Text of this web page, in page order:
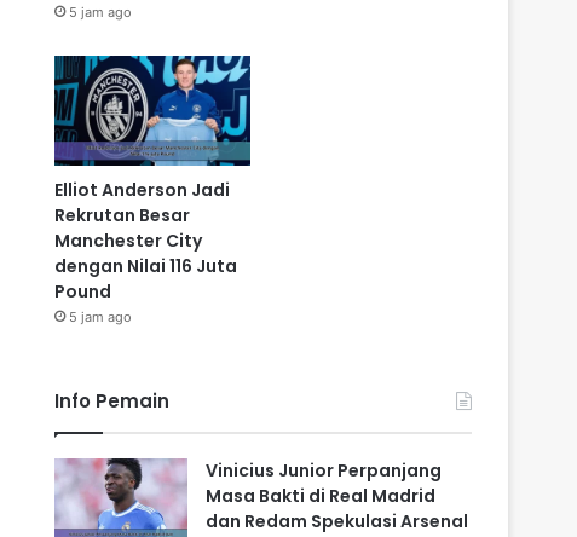
5 jam ago
Elliot Anderson Jadi
Rekrutan Besar
Manchester City
dengan Nilai 116 Juta
Pound
5 jam ago
Info Pemain
Vinicius Junior Perpanjang
Masa Bakti di Real Madrid
dan Redam Spekulasi Arsenal